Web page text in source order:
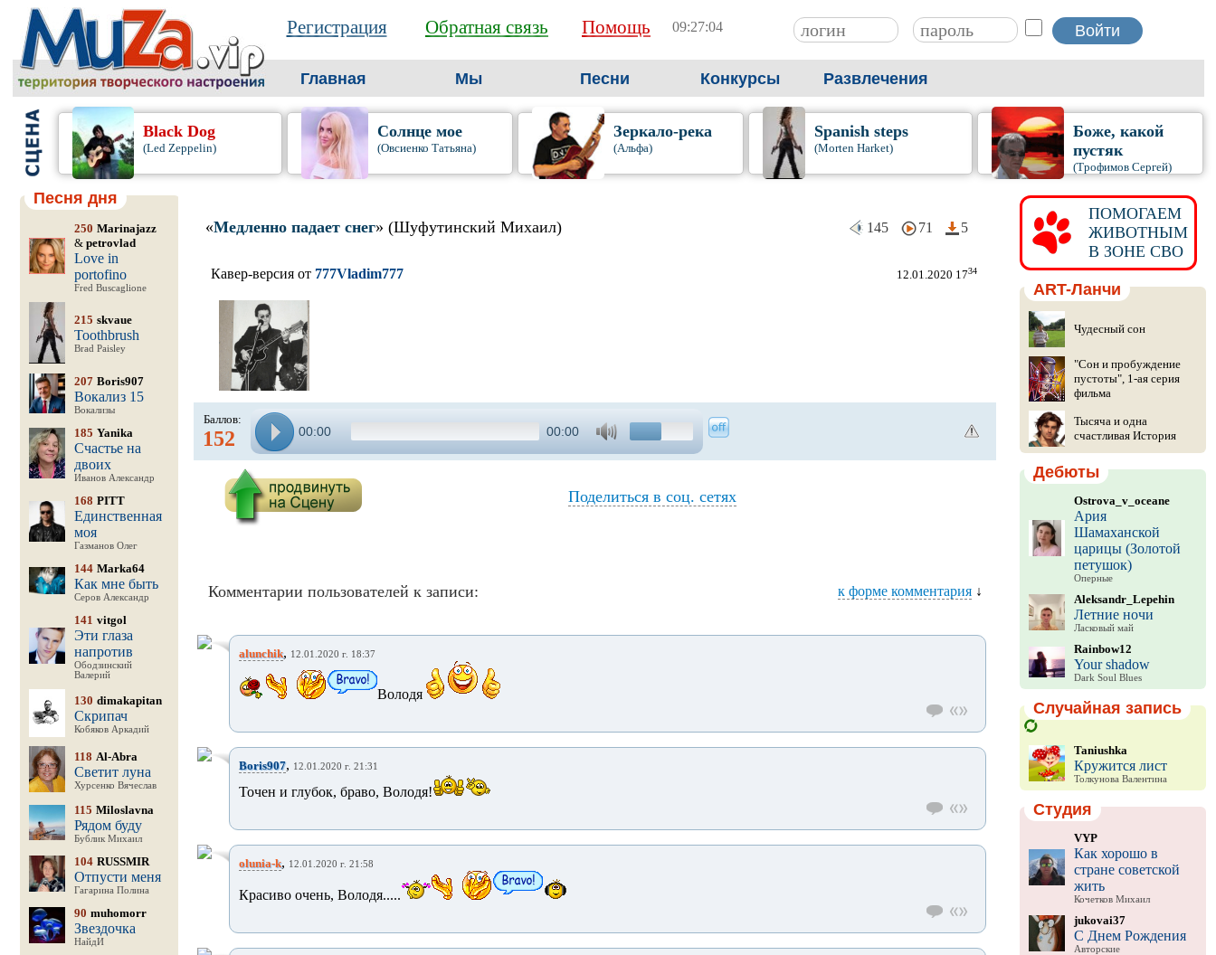
Регистрация Обратная связь Помощь 09:27:05
Главная Мы Песни Конкурсы Развлечения
Black Dog
(Led Zeppelin)
Солнце мое
(Овсиенко Татьяна)
Зеркало-река
(Альфа)
Spanish steps
(Morten Harket)
Боже, какой
пустяк
(Трофимов Сергей)
Песня дня
250 Marinajazz
& petrovlad
Love in
portofino
Fred Buscaglione
215 skvaue
Toothbrush
Brad Paisley
207 Boris907
Вокализ 15
Вокализы
185 Yanika
Счастье на
двоих
Иванов Александр
168 PITT
Единственная
моя
Газманов Олег
144 Marka64
Как мне быть
Серов Александр
141 vitgol
Эти глаза
напротив
Ободзинский
Валерий
130 dimakapitan
Скрипач
Кобяков Аркадий
118 Al-Abra
Светит луна
Хурсенко Вячеслав
115 Miloslavna
Рядом буду
Бублик Михаил
104 RUSSMIR
Отпусти меня
Гагарина Полина
90 muhomorr
Звездочка
НайдИ
«Медленно падает снег» (Шуфутинский Михаил) 145 71 5
Кавер-версия от 777Vladim777 12.01.2020 1734
Баллов:
152 00:00 00:00
Поделиться в соц. сетях
Комментарии пользователей к записи: к форме комментария↓
alunchik, 12.01.2020 г. 18:37
Володя
Boris907, 12.01.2020 г. 21:31
Точен и глубок, браво, Володя!
olunia-k, 12.01.2020 г. 21:58
Красиво очень, Володя.....
ПОМОГАЕМ
ЖИВОТНЫМ
В ЗОНЕ СВО
ART-Ланчи
Чудесный сон
"Сон и пробуждение
пустоты", 1-ая серия
фильма
Тысяча и одна
счастливая История
Дебюты
Ostrova_v_oceane
Ария
Шамаханской
царицы (Золотой
петушок)
Оперные
Aleksandr_Lepehin
Летние ночи
Ласковый май
Rainbow12
Your shadow
Dark Soul Blues
Случайная запись
Taniushka
Кружится лист
Толкунова Валентина
Студия
VYP
Как хорошо в
стране советской
жить
Кочетков Михаил
jukovai37
С Днем Рождения
Авторские